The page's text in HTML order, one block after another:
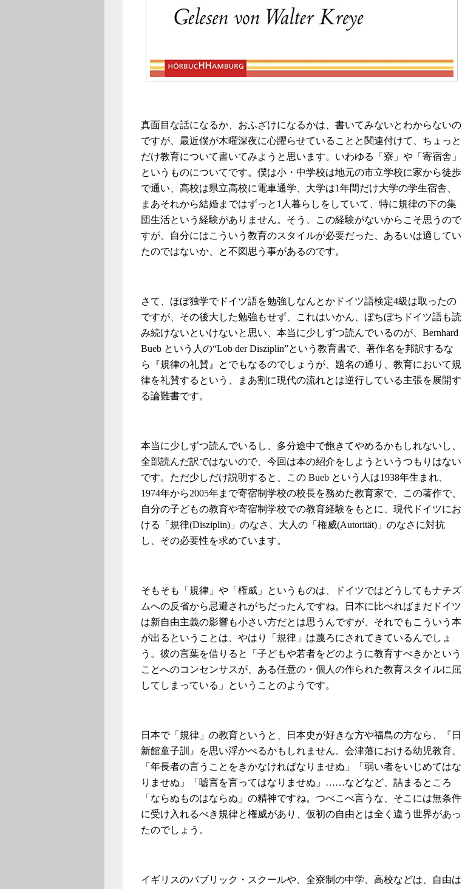
真面目な話になるか、おふざけになるかは、書いてみないとわからないの
ですが、最近僕が木曜深夜に心躍らせていることと関連付けて、ちょっと
だけ教育について書いてみようと思います。いわゆる「寮」や「寄宿舎」
というものについてです。僕は小・中学校は地元の市立学校に家から徒歩
で通い、高校は県立高校に電車通学、大学は1年間だけ大学の学生宿舎、
まあそれから結婚まではずっと1人暮らしをしていて、特に規律の下の集
団生活という経験がありません。そう、この経験がないからこそ思うので
すが、自分にはこういう教育のスタイルが必要だった、あるいは適してい
たのではないか、と不図思う事があるのです。
さて、ほぼ独学でドイツ語を勉強しなんとかドイツ語検定4級は取ったの
ですが、その後大した勉強もせず、これはいかん、ぼちぼちドイツ語も読
み続けないといけないと思い、本当に少しずつ読んでいるのが、Bernhard
Bueb という人の“Lob der Disziplin”という教育書で、著作名を邦訳するな
ら『規律の礼賛』とでもなるのでしょうが、題名の通り、教育において規
律を礼賛するという、まあ割に現代の流れとは逆行している主張を展開す
る論難書です。
本当に少しずつ読んでいるし、多分途中で飽きてやめるかもしれないし、
全部読んだ訳ではないので、今回は本の紹介をしようというつもりはない
です。ただ少しだけ説明すると、この Bueb という人は1938年生まれ、
1974年から2005年まで寄宿制学校の校長を務めた教育家で、この著作で、
自分の子どもの教育や寄宿制学校での教育経験をもとに、現代ドイツにお
ける「規律(Disziplin)」のなさ、大人の「権威(Autorität)」のなさに対抗
し、その必要性を求めています。
そもそも「規律」や「権威」というものは、ドイツではどうしてもナチズ
ムへの反省から忌避されがちだったんですね。日本に比べればまだドイツ
は新自由主義の影響も小さい方だとは思うんですが、それでもこういう本
が出るということは、やはり「規律」は蔑ろにされてきているんでしょ
う。彼の言葉を借りると「子どもや若者をどのように教育すべきかという
ことへのコンセンサスが、ある任意の・個人の作られた教育スタイルに屈
してしまっている」ということのようです。
日本で「規律」の教育というと、日本史が好きな方や福島の方なら、『日
新館童子訓』を思い浮かべるかもしれません。会津藩における幼児教育、
「年長者の言うことをきかなければなりませぬ」「弱い者をいじめてはな
りませぬ」「嘘言を言ってはなりませぬ」……などなど、詰まるところ
「ならぬものはならぬ」の精神ですね。つべこべ言うな、そこには無条件
に受け入れるべき規律と権威があり、仮初の自由とは全く違う世界があっ
たのでしょう。
イギリスのパブリック・スクールや、全寮制の中学、高校などは、自由は